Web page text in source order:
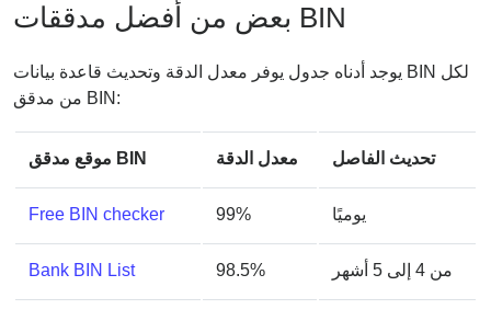
بعض من أفضل مدققات BIN
يوجد أدناه جدول يوفر معدل الدقة وتحديث قاعدة بيانات BIN لكل
من مدقق BIN:
موقع مدقق BIN معدل الدقة تحديث الفاصل
Free BIN checker 99% يوميًا
Bank BIN List 98.5% من 4 إلى 5 أشهر